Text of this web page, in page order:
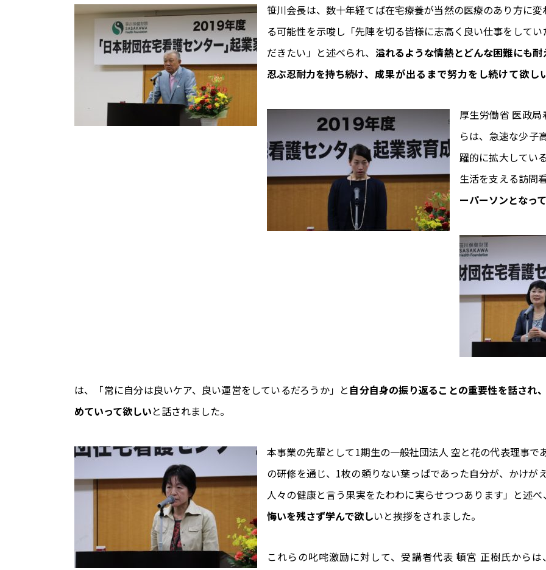
笹川会長は、数十年経てば在宅療養が当然の医療のあり方に変
る可能性を示唆し「先陣を切る皆様に志高く良い仕事をしてい
だきたい」と述べられ、 溢れるような情熱とどんな困難にも耐
忍ぶ忍耐力を持ち続け、成果が出るまで努力をし続けて欲し
厚生労働省 医政
らは、急速な少子
躍的に拡大してい
生活を支える訪問
ーパーソンとなっ
は、「常に自分は良いケア、良い運営をしているだろうか」と 自分自身の振り返ることの重要性を話され
めていって欲しいと話されました。
本事業の先輩として1期生の一般社団法人 空と花の代表理事
の研修を通じ、1枚の頼りない葉っぱであった自分が、かけが
人々の健康と言う果実をたわわに実らせつつあります」と述べ
悔いを残さず学んで欲しいと挨拶をされました。
これらの叱咤激励に対して、受講者代表 頓宮 正樹氏からは